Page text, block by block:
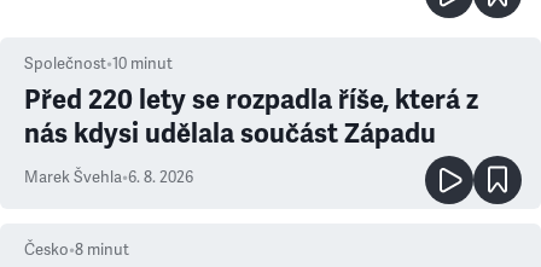
Společnost•10 minut
Před 220 lety se rozpadla říše, která z
nás kdysi udělala součást Západu
Marek Švehla•6. 8. 2026
Česko•8 minut